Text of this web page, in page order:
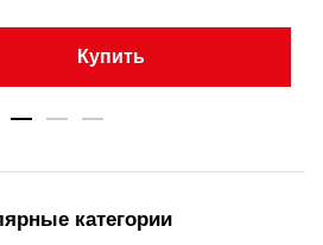
Купить
категории